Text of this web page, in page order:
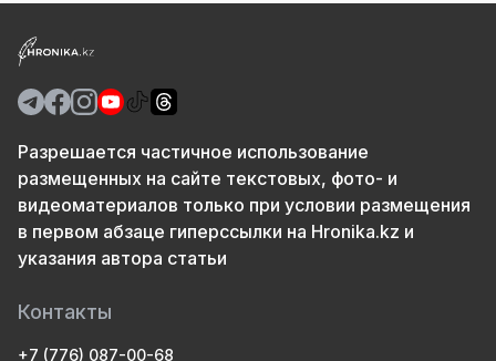
Разрешается частичное использование
размещенных на сайте текстовых, фото- и
видеоматериалов только при условии размещения
в первом абзаце гиперссылки на Hronika.kz и
указания автора статьи
Контакты
+7 (776) 087-00-68